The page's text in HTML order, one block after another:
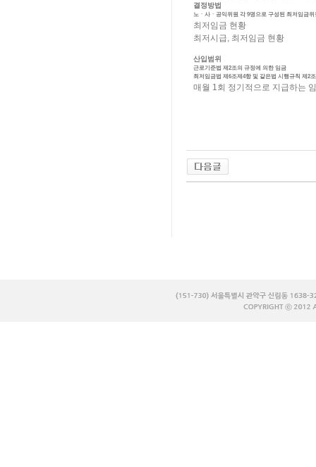
결정방법
노ㆍ사ㆍ공익위원 각 9명으로 구성된 최저임금
최저임금 현황
최저시급, 최저임금 현황
산입범위
근로기준법 제2조의 규정에 의한 임금
최저임금법 제6조제4항 및 같은법 시행규칙 제2
매월 1회 정기적으로 지급하는